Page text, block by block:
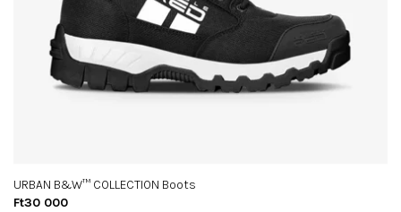
URBAN B&W™ COLLECTION Boots
Ft30 000